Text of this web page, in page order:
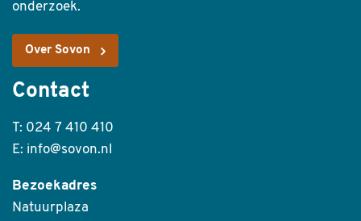
onderzoek.
Over Sovon
Contact
T: 024 7 410 410
E: info@sovon.nl
Bezoekadres
Natuurplaza